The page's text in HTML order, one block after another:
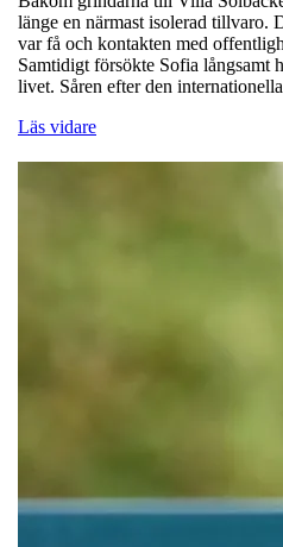
länge en närmast isolerad tillvaro.
var få och kontakten med
Samtidigt försökte Sofia långsamt
livet. Såren efter den
Läs vidare